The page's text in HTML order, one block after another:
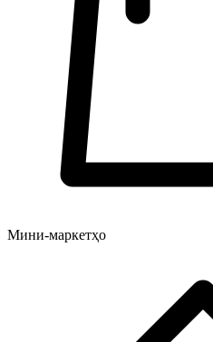
Мини-маркетҳо